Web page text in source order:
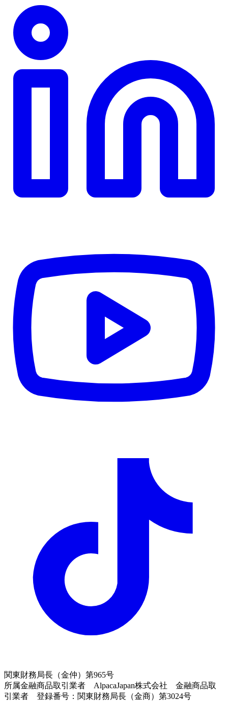
関東財務局長（金仲）第965号
所属金融商品取引業者 AlpacaJapan株式会社 金融商品取
引業者 登録番号：関東財務局長（金商）第3024号